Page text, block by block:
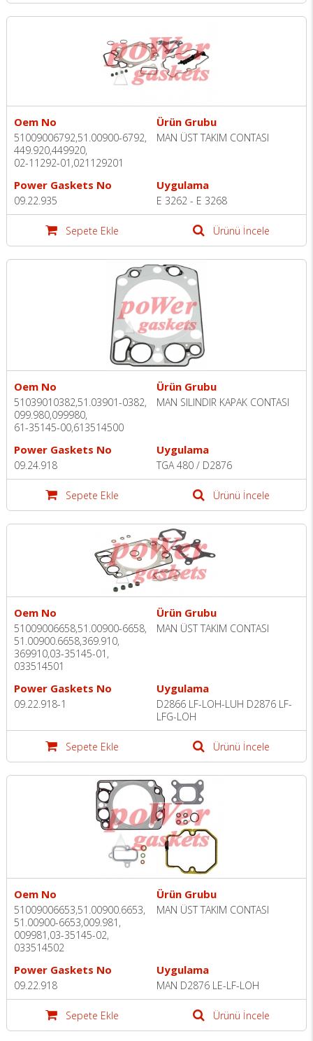
Oem No
51009006792,51.00900-6792,
449.920,449920,
02-11292-01,021129201
Ürün Grubu
MAN ÜST TAKIM CONTASI
Power Gaskets No
09.22.935
Uygulama
E 3262 - E 3268
Sepete Ekle Ürünü İncele
Oem No
51039010382,51.03901-0382,
099.980,099980,
61-35145-00,613514500
Ürün Grubu
MAN SILINDIR KAPAK CONTASI
Power Gaskets No
09.24.918
Uygulama
TGA 480 / D2876
Sepete Ekle Ürünü İncele
Oem No
51009006658,51.00900-6658,
51.00900.6658,369.910,
369910,03-35145-01,
033514501
Ürün Grubu
MAN ÜST TAKIM CONTASI
Power Gaskets No
09.22.918-1
Uygulama
D2866 LF-LOH-LUH D2876 LF-
LFG-LOH
Sepete Ekle Ürünü İncele
Oem No
51009006653,51.00900.6653,
51.00900-6653,009.981,
009981,03-35145-02,
033514502
Ürün Grubu
MAN ÜST TAKIM CONTASI
Power Gaskets No
09.22.918
Uygulama
MAN D2876 LE-LF-LOH
Sepete Ekle Ürünü İncele